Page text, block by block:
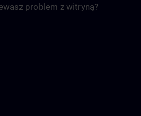
problem z witryną?